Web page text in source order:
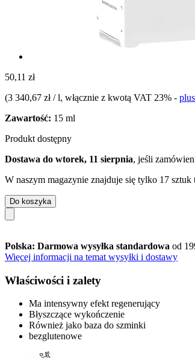
50,11 zł
(3 340,67 zł / l, włącznie z kwotą VAT 23% -
Zawartość: 15 ml
Produkt dostępny
Dostawa do wtorek, 11 sierpnia, jeśli
W naszym magazynie znajduje się tylko 17 sztuk
Do koszyka
Polska: Darmowa wysyłka standardowa od
Więcej informacji na temat wysyłki i dostawy
Właściwości i zalety
Ma intensywny efekt regenerujący
Błyszczące wykończenie
Również jako baza do szminki
bezglutenowe